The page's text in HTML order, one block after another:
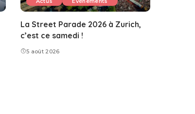
La Street Parade 2026 à Zurich,
c’est ce samedi !
5 août 2026